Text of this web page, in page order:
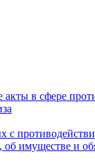
в сфере
имуществе и